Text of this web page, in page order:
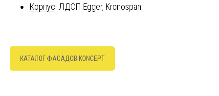
Корпус: ЛДСП Egger, Kronospan
КАТАЛОГ ФАСАДОВ KONCEPT